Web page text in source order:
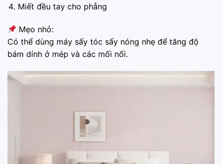
Miết đều tay cho phẳng
Mẹo nhỏ:
Có thể dùng máy sấy tóc sấy nóng nhẹ để tăng độ
bám dính ở mép và các mối nối.